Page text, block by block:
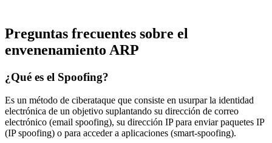
Preguntas frecuentes sobre el
envenenamiento ARP
¿Qué es el Spoofing?
Es un método de ciberataque que consiste en usurpar la identidad
electrónica de un objetivo suplantando su dirección de correo
electrónico (email spoofing), su dirección IP para enviar paquetes IP
(IP spoofing) o para acceder a aplicaciones (smart-spoofing).